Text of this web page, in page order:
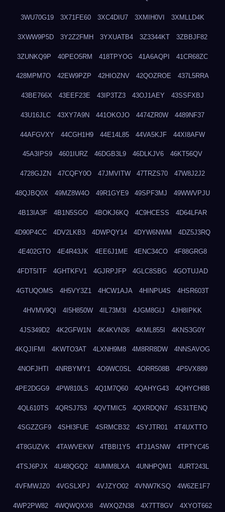
3WU70G19 3X71FE60 3XC4DIU7 3XMIH0VI 3XMLLD4K
3XWW9P5D 3Y2Z2FMH 3YXUATB4 3Z3344KT 3ZBBJF82
3ZUNKQ9P 40PEO5RM 418TPYOG 41A6AQPI 41CR68ZC
428MPM7O 42EW9PZP 42HIOZNV 42QOZROE 437L5RRA
43BE766X 43EEF23E 43IP3TZ3 43OJ1AEY 43SSFXBJ
43U16JLC 43XY7A9N 441OKOJO 4474ZR0W 4489NF37
44AFGVXY 44CGH1H9 44E14L85 44VA5KJF 44XI8AFW
45A3IPS9 4601IURZ 46DGB3L9 46DLKJV6 46KT56QV
4728GJZN 47CQFY0O 47JMVITW 47TRZS70 47W8J2J2
48QJBQ0X 49MZ8W4O 49R1GYE9 49SPF3MJ 49WWVPJU
4B13IA3F 4B1N5SGO 4BOKJ6KQ 4C9HCESS 4D64LFAR
4D90P4CC 4DV2LKB3 4DWPQY14 4DYW6NWM 4DZ5J3RQ
4E402GTO 4E4R43JK 4EE6J1ME 4ENC34CO 4F88GRG8
4FDT5ITF 4GHTKFV1 4GJRPJFP 4GLC8SBG 4GOTUJAD
4GTUQOMS 4H5VY3Z1 4HCW1AJA 4HINPU4S 4HSR603T
4HVMV9QI 4I5H850W 4IL73M3I 4JGM8GIJ 4JH8IPKK
4JS349D2 4K2GFW1N 4K4KVN36 4KML855I 4KNS3G0Y
4KQJIFMI 4KWTO3AT 4LXNH9M8 4M8RR8DW 4NNSAVOG
4NOFJHTI 4NRBYMY1 4O9WC0SL 4ORR508B 4P5VX889
4PE2DGG9 4PW810LS 4Q1M7Q60 4QAHYG43 4QHYCH8B
4QL610TS 4QRSJ753 4QVTMIC5 4QXRDQN7 4S31TENQ
4SGZZGF9 4SHI3FUE 4SRMCB32 4SYJTR01 4T4UXTTO
4T8GUZVK 4TAWVEKW 4TBBI1Y5 4TJ1ASNW 4TPTYC45
4TSJ6PJX 4U48QGQ2 4UMM8LXA 4UNHPQM1 4URT243L
4VFMWJZ0 4VGSLXPJ 4VJZYO02 4VNW7KSQ 4W6ZE1F7
4WP2PW82 4WQWQXX8 4WXQZN38 4X7TT8GV 4XYOT662